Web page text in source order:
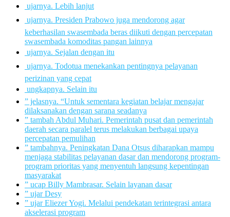
 ujarnya. Lebih lanjut
 ujarnya. Presiden Prabowo juga mendorong agar
keberhasilan swasembada beras diikuti dengan percepatan
swasembada komoditas pangan lainnya
 ujarnya. Sejalan dengan itu
 ujarnya. Todotua menekankan pentingnya pelayanan
perizinan yang cepat
 ungkapnya. Selain itu
” jelasnya. “Untuk sementara kegiatan belajar mengajar
dilaksanakan dengan sarana seadanya
” tambah Abdul Muhari. Pemerintah pusat dan pemerintah
daerah secara paralel terus melakukan berbagai upaya
percepatan pemulihan
” tambahnya. Peningkatan Dana Otsus diharapkan mampu
menjaga stabilitas pelayanan dasar dan mendorong program-
program prioritas yang menyentuh langsung kepentingan
masyarakat
” ucap Billy Mambrasar. Selain layanan dasar
” ujar Desy
” ujar Eliezer Yogi. Melalui pendekatan terintegrasi antara
akselerasi program